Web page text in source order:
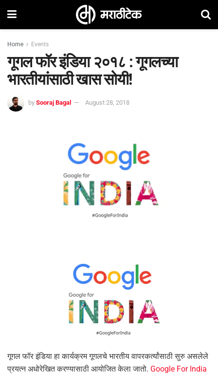
Home Events
गूगल फॉर इंडिया २०१८ : गूगलच्या
भारतीयांसाठी खास सोयी!
by Sooraj Bagal August 28, 2018
गूगल फॉर इंडिया हा कार्यक्रम गूगलचे भारतीय वापरकर्त्यांसाठी सुरु असलेले
प्रयत्न अधोरेखित करण्यासाठी आयोजित केला जातो. Google For India